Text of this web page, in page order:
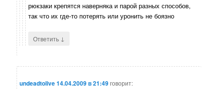
рюкзаки крепятся наверняка и парой разных способов,
так что их где-то потерять или уронить не боязно
Ответить ↓
undeadtolive14.04.2009 в 21:49говорит: